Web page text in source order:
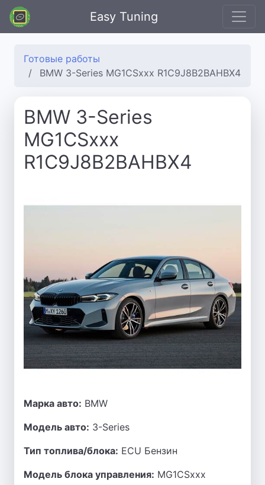
Easy Tuning
Готовые работы
BMW 3-Series MG1CSxxx R1C9J8B2BAHBX4
BMW 3-Series
MG1CSxxx
R1C9J8B2BAHBX4
Марка авто: BMW
Модель авто: 3-Series
Тип топлива/блока: ECU Бензин
Модель блока управления: MG1CSxxx